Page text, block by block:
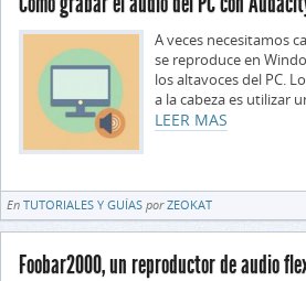
A veces necesitamos
se reproduce en
los altavoces del PC.
a la cabeza es utilizar
LEER MAS
En TUTORIALES Y GUÍAS porZEOKAT
Foobar2000, un reproductor de audio